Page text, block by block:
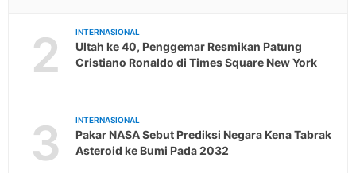
2 INTERNASIONAL
Ultah ke 40, Penggemar Resmikan Patung
Cristiano Ronaldo di Times Square New York
3 INTERNASIONAL
Pakar NASA Sebut Prediksi Negara Kena Tabrak
Asteroid ke Bumi Pada 2032